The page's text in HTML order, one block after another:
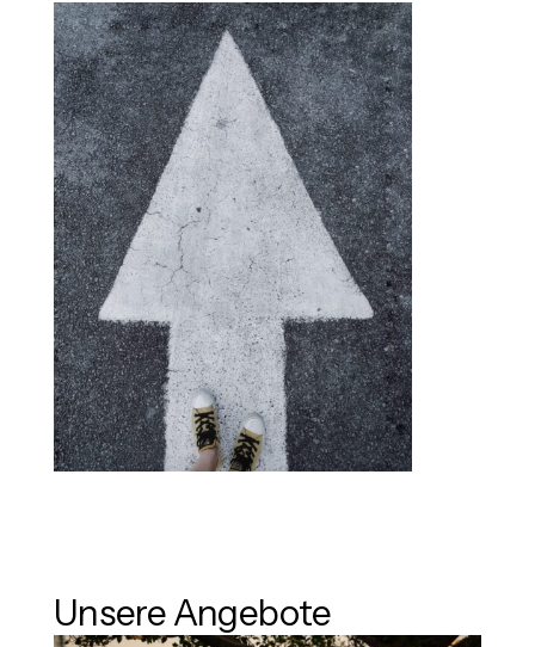
Unsere Angebote